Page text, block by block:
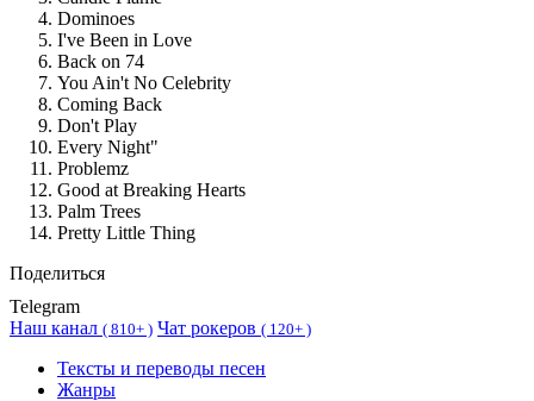
Dominoes
I've Been in Love
Back on 74
You Ain't No Celebrity
Coming Back
Don't Play
Every Night"
Problemz
Good at Breaking Hearts
Palm Trees
Pretty Little Thing
Поделиться
Telegram
Наш канал ( 810+ ) Чат рокеров ( 120+ )
Тексты и переводы песен
Жанры